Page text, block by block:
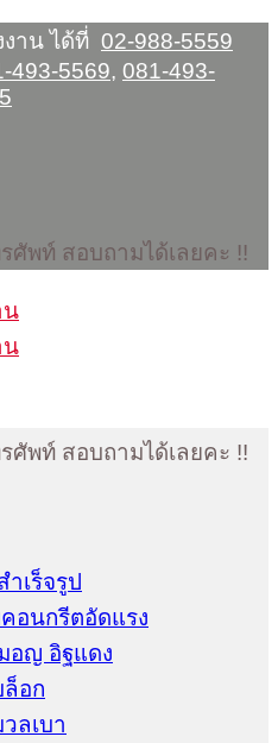
าน ได้ที่ 02-988-5559
493-5569, 081-493-
ศัพท์ สอบถามได้เลยคะ !!
ศัพท์ สอบถามได้เลยคะ !!
เร็จรูป
คอนกรีตอัดแรง
อญ อิฐแดง
ล็อก
ลเบา